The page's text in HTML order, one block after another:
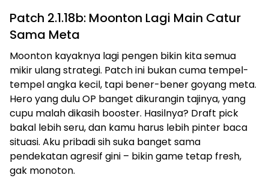
Patch 2.1.18b: Moonton Lagi Main Catur
Sama Meta
Moonton kayaknya lagi pengen bikin kita semua
mikir ulang strategi. Patch ini bukan cuma tempel-
tempel angka kecil, tapi bener-bener goyang meta.
Hero yang dulu OP banget dikurangin tajinya, yang
cupu malah dikasih booster. Hasilnya? Draft pick
bakal lebih seru, dan kamu harus lebih pinter baca
situasi. Aku pribadi sih suka banget sama
pendekatan agresif gini – bikin game tetap fresh,
gak monoton.